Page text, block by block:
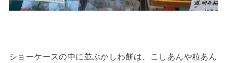
ショーケースの中に並ぶかしわ餅は、こしあんや粒あん